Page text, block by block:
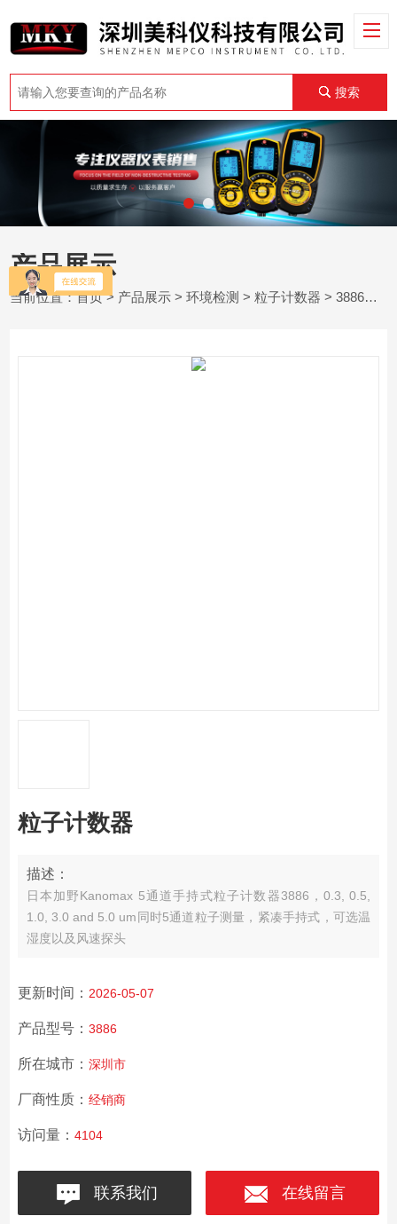
搜索
产品展示
当前位置：首页> 产品展示 >环境检测 >粒子计数器 > 3886粒子计数器
粒子计数器
描述：
日本加野Kanomax 5通道手持式粒子计数器3886，0.3, 0.5,
1.0, 3.0 and 5.0 um同时5通道粒子测量，紧凑手持式，可选温
湿度以及风速探头
更新时间： 2026-05-07
产品型号： 3886
所在城市： 深圳市
厂商性质： 经销商
访问量： 4104
联系我们 在线留言